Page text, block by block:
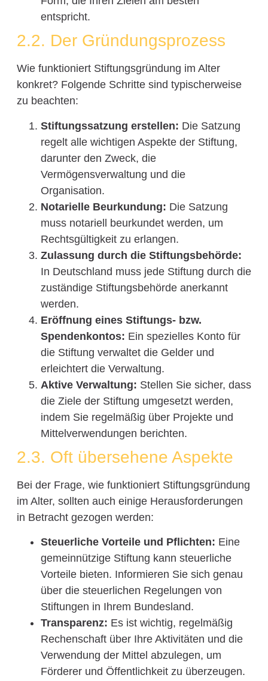
entspricht.
2.2. Der Gründungsprozess
Wie funktioniert Stiftungsgründung im Alter
konkret? Folgende Schritte sind typischerweise
zu beachten:
Stiftungssatzung erstellen: Die Satzung
regelt alle wichtigen Aspekte der Stiftung,
darunter den Zweck, die
Vermögensverwaltung und die
Organisation.
Notarielle Beurkundung: Die Satzung
muss notariell beurkundet werden, um
Rechtsgültigkeit zu erlangen.
Zulassung durch die Stiftungsbehörde:
In Deutschland muss jede Stiftung durch die
zuständige Stiftungsbehörde anerkannt
werden.
Eröffnung eines Stiftungs- bzw.
Spendenkontos: Ein spezielles Konto für
die Stiftung verwaltet die Gelder und
erleichtert die Verwaltung.
Aktive Verwaltung: Stellen Sie sicher, dass
die Ziele der Stiftung umgesetzt werden,
indem Sie regelmäßig über Projekte und
Mittelverwendungen berichten.
2.3. Oft übersehene Aspekte
Bei der Frage, wie funktioniert Stiftungsgründung
im Alter, sollten auch einige Herausforderungen
in Betracht gezogen werden:
Steuerliche Vorteile und Pflichten: Eine
gemeinnützige Stiftung kann steuerliche
Vorteile bieten. Informieren Sie sich genau
über die steuerlichen Regelungen von
Stiftungen in Ihrem Bundesland.
Transparenz: Es ist wichtig, regelmäßig
Rechenschaft über Ihre Aktivitäten und die
Verwendung der Mittel abzulegen, um
Förderer und Öffentlichkeit zu überzeugen.